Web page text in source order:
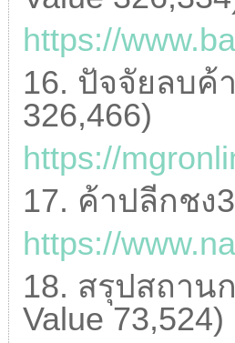
https://
16. ปัจจัยลบค้
326,466)
https://
17. ค้าปลีกชง
https://
18. สรุปสถาน
Value 73,524)